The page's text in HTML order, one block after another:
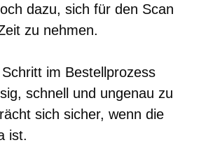
dazu, sich für den Scan
zu nehmen.
im Bestellprozess
schnell und ungenau zu
sich sicher, wenn die
ist.